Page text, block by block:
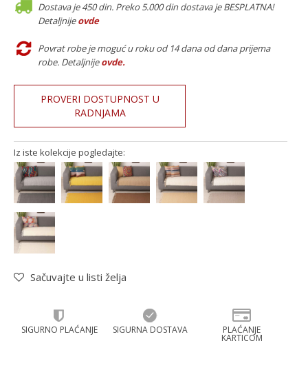
Dostava je 450 din. Preko 5.000 din dostava je BESPLATNA!
Detaljnijeovde
Povrat robe je moguć u roku od 14 dana od dana prijema
robe. Detaljnije ovde.
PROVERI DOSTUPNOST U
RADNJAMA
Iz iste kolekcije pogledajte:
Sačuvajte u listi želja
SIGURNO PLAĆANJE SIGURNA DOSTAVA PLAĆANJE
KARTICOM